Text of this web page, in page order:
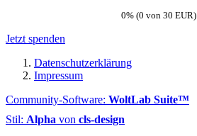
0% (0 von 30 EUR)
Jetzt spenden
Datenschutzerklärung
Impressum
Community-Software: WoltLab Suite™
Stil: Alpha von cls-design